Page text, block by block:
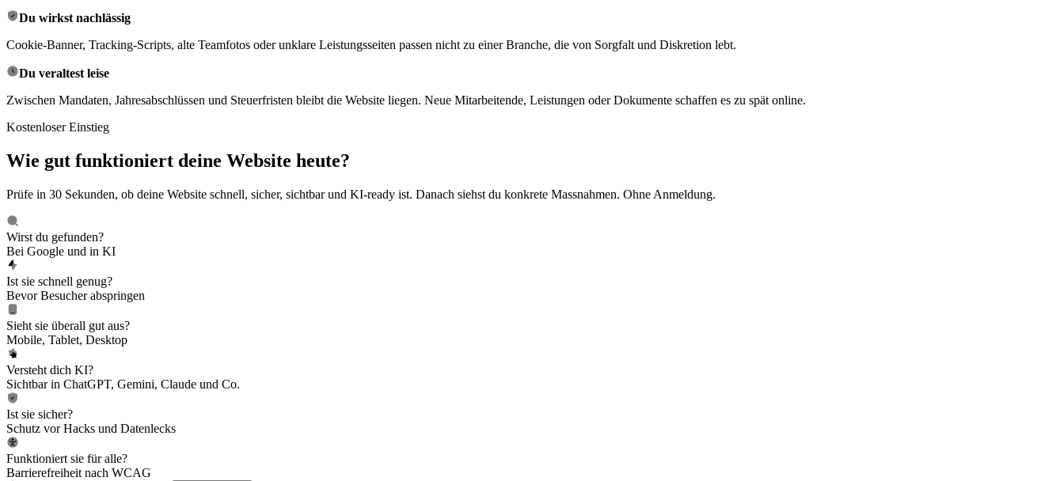
Du wirkst nachlässig
Cookie-Banner, Tracking-Scripts, alte Teamfotos oder unklare Leistungsseiten passen nicht zu einer Branche, die von Sorgfalt und Diskretion lebt.
Du veraltest leise
Zwischen Mandaten, Jahresabschlüssen und Steuerfristen bleibt die Website liegen. Neue Mitarbeitende, Leistungen oder Dokumente schaffen es zu spät online.
Kostenloser Einstieg
Wie gut funktioniert deine Website heute?
Prüfe in 30 Sekunden, ob deine Website schnell, sicher, sichtbar und KI-ready ist. Danach siehst du konkrete Massnahmen. Ohne Anmeldung.
Wirst du gefunden?
Bei Google und in KI
Ist sie schnell genug?
Bevor Besucher abspringen
Sieht sie überall gut aus?
Mobile, Tablet, Desktop
Versteht dich KI?
Sichtbar in ChatGPT, Gemini, Claude und Co.
Ist sie sicher?
Schutz vor Hacks und Datenlecks
Funktioniert sie für alle?
Barrierefreiheit nach WCAG